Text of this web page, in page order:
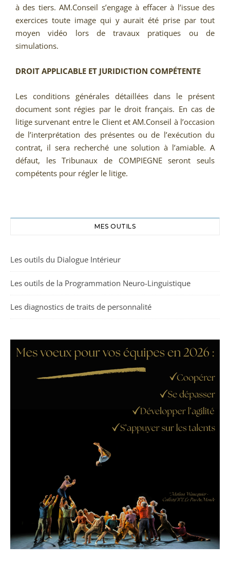
à des tiers. AM.Conseil s’engage à effacer à l’issue des
exercices toute image qui y aurait été prise par tout
moyen vidéo lors de travaux pratiques ou de
simulations.
DROIT APPLICABLE ET JURIDICTION COMPÉTENTE
Les conditions générales détaillées dans le présent
document sont régies par le droit français. En cas de
litige survenant entre le Client et AM.Conseil à l’occasion
de l’interprétation des présentes ou de l’exécution du
contrat, il sera recherché une solution à l’amiable. A
défaut, les Tribunaux de COMPIEGNE seront seuls
compétents pour régler le litige.
MES OUTILS
Les outils du Dialogue Intérieur
Les outils de la Programmation Neuro-Linguistique
Les diagnostics de traits de personnalité